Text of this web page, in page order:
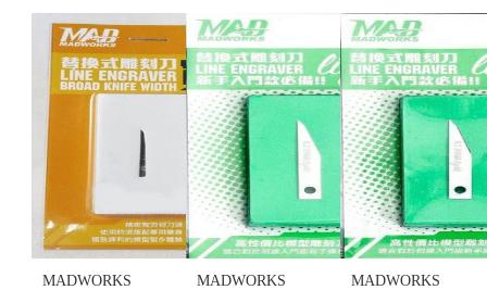
替換式雕刻
刀 0.5mm(只
有刀片) (不
挑盒況)
售價:380
刀 0.4mm(只
有刀片) (不
挑盒況)
售價:380
刀寬刀 (只有
刀片) (不挑
盒況)(售完缺
貨...
售價:0
MADWORKS
MADWORKS
MADWORKS